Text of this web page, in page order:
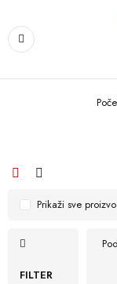
FILTER
Prikaži sve